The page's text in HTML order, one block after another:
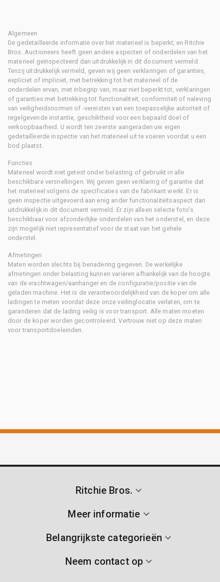
Algemeen
De gedetailleerde informatie over het materieel is beperkt, en Ritchie
Bros. Auctioneers heeft geen andere aspecten of onderdelen van het
materieel geïnspecteerd dan uitdrukkelijk in dit document vermeld.
Tenzij uitdrukkelijk vermeld, geven wij geen verklaringen of garanties,
expliciet of impliciet, met betrekking tot het materieel of de
onderdelen ervan, met inbegrip van, maar niet beperkt tot, verklaringen
of garanties met betrekking tot functionaliteit, conformiteit of naleving
van veiligheidsnormen of -vereisten van een toepasselijke autoriteit of
regelgevende instantie, geschiktheid voor een bepaald doel of
verkoopbaarheid. U wordt ten zeerste aangeraden uw eigen
gedetailleerde inspectie van het materieel uit te voeren voordat u een
bod plaatst.
Functies
Materieel wordt niet getest onder belasting of gebruikt in alle
beschikbare versnellingen. Wij geven geen verklaring of garantie dat
het materieel volgens de specificaties van de fabrikant werkt. Er is
geen inspectie uitgevoerd aan enig ander functionaliteitsaspect dan
uitdrukkelijk in dit document vermeld. Er zijn alleen selecte foto's
beschikbaar voor afzonderlijke onderdelen van het onderstel, en deze
zijn mogelijk niet representatief voor de staat van het gehele
onderstel.
Afmetingen
Maten worden slechts bij benadering gegeven. De werkelijke
afmetingen onder belasting kunnen variëren afhankelijk van de hoogte
van de vrachtwagen/aanhanger en de configuratie/positie van de
geladen machine. Het is de verantwoordelijkheid van de koper om alle
ladingen te meten voordat deze onze veilinglocatie verlaten, om te
garanderen dat de lading veilig is voor transport. Alle maten moeten
door de koper worden gecontroleerd. Vertrouw niet op deze maten
voor transportdoeleinden.
Ritchie Bros.
Meer informatie
Belangrijkste categorieën
Neem contact op